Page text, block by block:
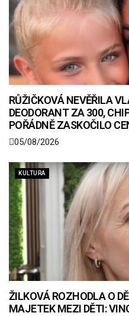
RŮŽIČKOVÁ NEVĚŘILA
DEODORANT ZA 300,
POŘÁDNĚ ZASKOČILO
05/08/2026
KULTURA
ŽILKOVÁ ROZHODLA O
MAJETEK MEZI DĚTI: